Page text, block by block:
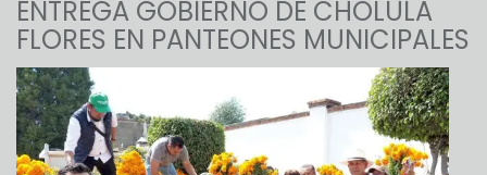
ENTREGA GOBIERNO DE CHOLULA
FLORES EN PANTEONES MUNICIPALES